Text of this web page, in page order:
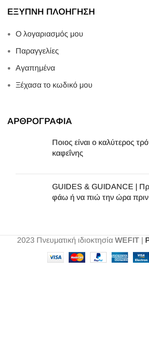
ΕΞΥΠΝΗ ΠΛΟΗΓΗΣΗ
Ο λογαριασμός μου
Παραγγελίες
Αγαπημένα
Ξέχασα το κωδικό μου
ΑΡΘΡΟΓΡΑΦΙΑ
Ποιος είναι ο καλύτερος
καφεΐνης
GUIDES & GUIDANCE |
φάω ή να πιώ την ώρα
2023 Πνευματική ιδιοκτησία WEFIT|